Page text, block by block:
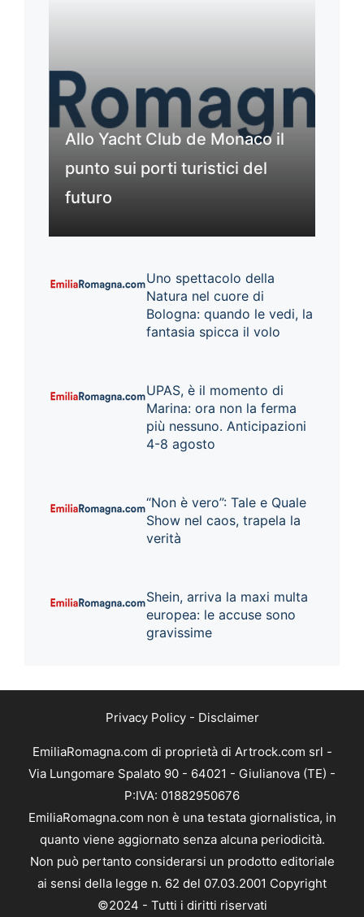
Allo Yacht Club de Monaco il
punto sui porti turistici del
futuro
Uno spettacolo della
Natura nel cuore di
Bologna: quando le vedi, la
fantasia spicca il volo
UPAS, è il momento di
Marina: ora non la ferma
più nessuno. Anticipazioni
4-8 agosto
“Non è vero”: Tale e Quale
Show nel caos, trapela la
verità
Shein, arriva la maxi multa
europea: le accuse sono
gravissime
Privacy Policy- Disclaimer
EmiliaRomagna.com di proprietà di Artrock.com srl -
Via Lungomare Spalato 90 - 64021 - Giulianova (TE) -
P:IVA: 01882950676
EmiliaRomagna.com non è una testata giornalistica, in
quanto viene aggiornato senza alcuna periodicità.
Non può pertanto considerarsi un prodotto editoriale
ai sensi della legge n. 62 del 07.03.2001 Copyright
©2024 - Tutti i diritti riservati